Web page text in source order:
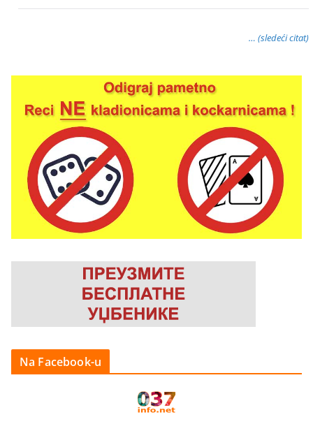
… (sledeći citat)
Na Facebook-u